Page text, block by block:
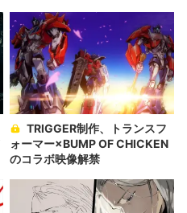
ォーマー×BUMP OF CHICKEN
のコラボ映像解禁